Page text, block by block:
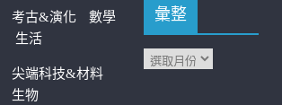
考古&演化
數學
生活
尖端科技&材料
生物
彙整